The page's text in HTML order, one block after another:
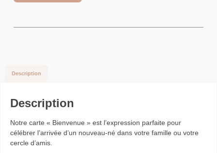
Description
Description
Notre carte « Bienvenue » est l’expression parfaite pour
célébrer l’arrivée d’un nouveau-né dans votre famille ou votre
cercle d’amis.